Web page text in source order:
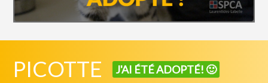
PICOTTE J'AI ÉTÉ ADOPTÉ! 🙂